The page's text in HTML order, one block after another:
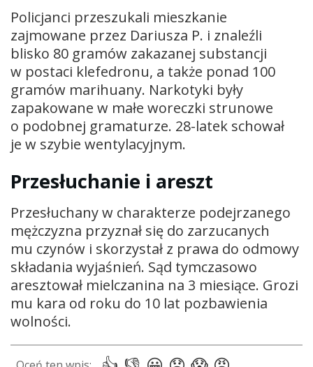
Policjanci przeszukali mieszkanie
zajmowane przez Dariusza P. i znaleźli
blisko 80 gramów zakazanej substancji
w postaci klefedronu, a także ponad 100
gramów marihuany. Narkotyki były
zapakowane w małe woreczki strunowe
o podobnej gramaturze. 28-latek schował
je w szybie wentylacyjnym.
Przesłuchanie i areszt
Przesłuchany w charakterze podejrzanego
mężczyzna przyznał się do zarzucanych
mu czynów i skorzystał z prawa do odmowy
składania wyjaśnień. Sąd tymczasowo
aresztował mielczanina na 3 miesiące. Grozi
mu kara od roku do 10 lat pozbawienia
wolności.